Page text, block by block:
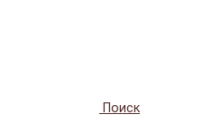
Поиск